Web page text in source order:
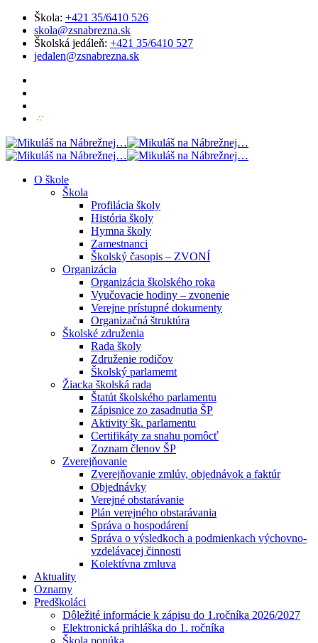
Škola: +421 35/6410 526
skola@zsnabrezna.sk
Školská jedáleň: +421 35/6410 527
jedalen@zsnabrezna.sk
O škole
Škola
Profilácia školy
História školy
Hymna školy
Zamestnanci
Školský časopis – ZVONÍ
Organizácia
Organizácia školského roka
Vyučovacie hodiny – zvonenie
Verejne prístupné dokumenty
Organizačná štruktúra
Školské združenia
Rada školy
Združenie rodičov
Školský parlamemt
Žiacka školská rada
Štatút školského parlamentu
Zápisnice zo zasadnutia ŠP
Aktivity šk. parlamentu
Certifikáty za snahu pomôcť
Zoznam členov ŠP
Zverejňovanie
Zverejňovanie zmlúv, objednávok a faktúr
Objednávky
Verejné obstarávanie
Plán verejného obstarávania
Správa o hospodárení
Správa o výsledkoch a podmienkach výchovno-
vzdelávacej činnosti
Kolektívna zmluva
Aktuality
Oznamy
Predškoláci
Dôležité informácie k zápisu do 1.ročníka 2026/2027
Elektronická prihláška do 1. ročníka
Škola ponúka